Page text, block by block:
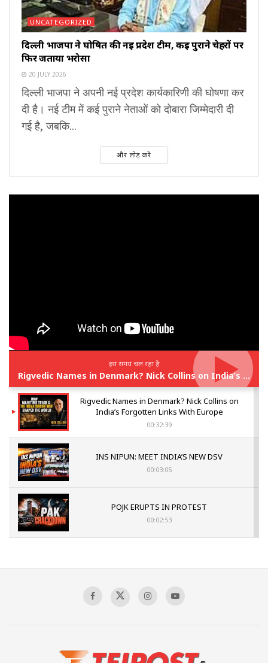
UNCATEGORIZED
दिल्ली भाजपा ने घोषित की नई प्रदेश टीम, कई पुराने चेहरों पर
फिर जताया भरोसा
20 JULY 2026
दिल्ली भाजपा ने अपनी नई प्रदेश कार्यकारिणी की घोषणा कर
दी है। नई टीम में कई पुराने नेताओं को दोबारा जिम्मेदारी दी
गई है, जबकि...
और लोड करें
इस समय चल रहा है
Rigvedic Names in Denmark? Nick Collins on India’s Forgotten Links With Europe
Rigvedic Names in Denmark? Nick Collins on
India’s Forgotten Links With Europe
00:32:39
INS NIPUN: MEET INDIA’S NEW DSV
00:03:05
POJK ERUPTS IN PROTEST
00:02:53
Sagar